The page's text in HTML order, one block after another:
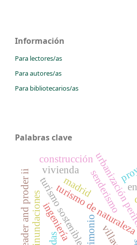
Información
Para lectores/as
Para autores/as
Para bibliotecarios/as
Palabras clave
turismo de
turismo sostenible
ingeniería
inundaciones
l
e
a
d
e
r
a
n
d
p
r
o
d
e
r
i
i senderismo
construcción
madrid
vivienda